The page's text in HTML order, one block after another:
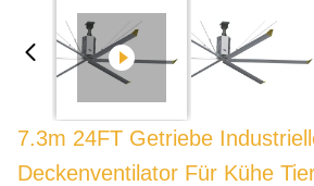
7.3m 24FT Getriebe
Deckenventilator Für Kühe